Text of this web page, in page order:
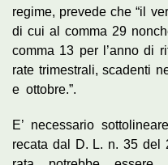
regime, prevede che “il
di cui al comma 29
comma 13 per l’anno di
rate trimestrali, scadenti
e ottobre.”.
E’ necessario
recata dal D. L. n. 35 del